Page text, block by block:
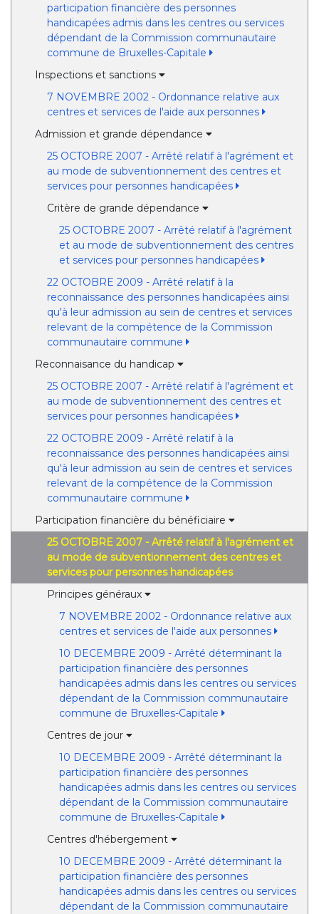
participation financière des personnes
handicapées admis dans les centres ou services
dépendant de la Commission communautaire
commune de Bruxelles-Capitale
Inspections et sanctions
7 NOVEMBRE 2002 - Ordonnance relative aux
centres et services de l'aide aux personnes
Admission et grande dépendance
25 OCTOBRE 2007 - Arrêté relatif à l'agrément et
au mode de subventionnement des centres et
services pour personnes handicapées
Critère de grande dépendance
25 OCTOBRE 2007 - Arrêté relatif à l'agrément
et au mode de subventionnement des centres
et services pour personnes handicapées
22 OCTOBRE 2009 - Arrêté relatif à la
reconnaissance des personnes handicapées ainsi
qu'à leur admission au sein de centres et services
relevant de la compétence de la Commission
communautaire commune
Reconnaisance du handicap
25 OCTOBRE 2007 - Arrêté relatif à l'agrément et
au mode de subventionnement des centres et
services pour personnes handicapées
22 OCTOBRE 2009 - Arrêté relatif à la
reconnaissance des personnes handicapées ainsi
qu'à leur admission au sein de centres et services
relevant de la compétence de la Commission
communautaire commune
Participation financière du bénéficiaire
25 OCTOBRE 2007 - Arrêté relatif à l'agrément et
au mode de subventionnement des centres et
services pour personnes handicapées
Principes généraux
7 NOVEMBRE 2002 - Ordonnance relative aux
centres et services de l'aide aux personnes
10 DECEMBRE 2009 - Arrêté déterminant la
participation financière des personnes
handicapées admis dans les centres ou services
dépendant de la Commission communautaire
commune de Bruxelles-Capitale
Centres de jour
10 DECEMBRE 2009 - Arrêté déterminant la
participation financière des personnes
handicapées admis dans les centres ou services
dépendant de la Commission communautaire
commune de Bruxelles-Capitale
Centres d'hébergement
10 DECEMBRE 2009 - Arrêté déterminant la
participation financière des personnes
handicapées admis dans les centres ou services
dépendant de la Commission communautaire